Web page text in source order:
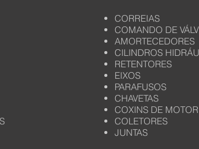
CORREIAS
COMANDO DE
AMORTECEDORES
CILINDROS
RETENTORES
EIXOS
PARAFUSOS
CHAVETAS
COXINS DE MOTOR
COLETORES
JUNTAS